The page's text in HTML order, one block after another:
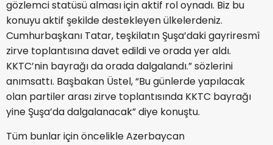
gözlemci statüsü alması için aktif rol oynadı. Biz bu
konuyu aktif şekilde destekleyen ülkelerdeniz.
Cumhurbaşkanı Tatar, teşkilatın Şuşa’daki gayriresmî
zirve toplantısına davet edildi ve orada yer aldı.
KKTC’nin bayrağı da orada dalgalandı.” sözlerini
anımsattı. Başbakan Üstel, “Bu günlerde yapılacak
olan partiler arası zirve toplantısında KKTC bayrağı
yine Şuşa’da dalgalanacak” diye konuştu.
Tüm bunlar için öncelikle Azerbaycan